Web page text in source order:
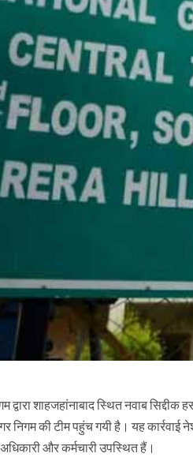
द्वारा शाहजहांनाबाद स्थित नवाब
की टीम पहुंच गयी है। यह कार्रवाई
और कर्मचारी उपस्थित हैं।